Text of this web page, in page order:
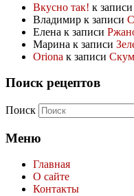
Вкусно так! к записи
Владимир к записи
Елена к записи
Марина к записи
Oriona к записи
Поиск рецептов
Поиск
Меню
Главная
О сайте
Контакты